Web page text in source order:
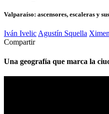
Valparaíso: ascensores, escaleras y
Iván Ivelic Agustín Squella
Compartir
Una geografía que marca la